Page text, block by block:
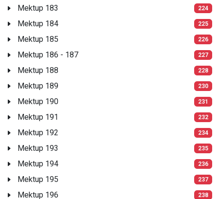
Mektup 183 224
Mektup 184 225
Mektup 185 226
Mektup 186 - 187 227
Mektup 188 228
Mektup 189 230
Mektup 190 231
Mektup 191 232
Mektup 192 234
Mektup 193 235
Mektup 194 236
Mektup 195 237
Mektup 196 238